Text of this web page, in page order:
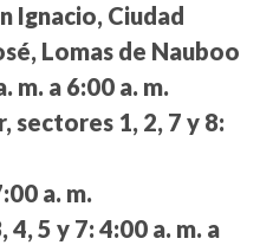
Ignacio, Ciudad
Lomas de Nauboo
m. a 6:00 a. m.
sectores 1, 2, 7 y 8:
a. m.
4, 5 y 7: 4:00 a. m. a